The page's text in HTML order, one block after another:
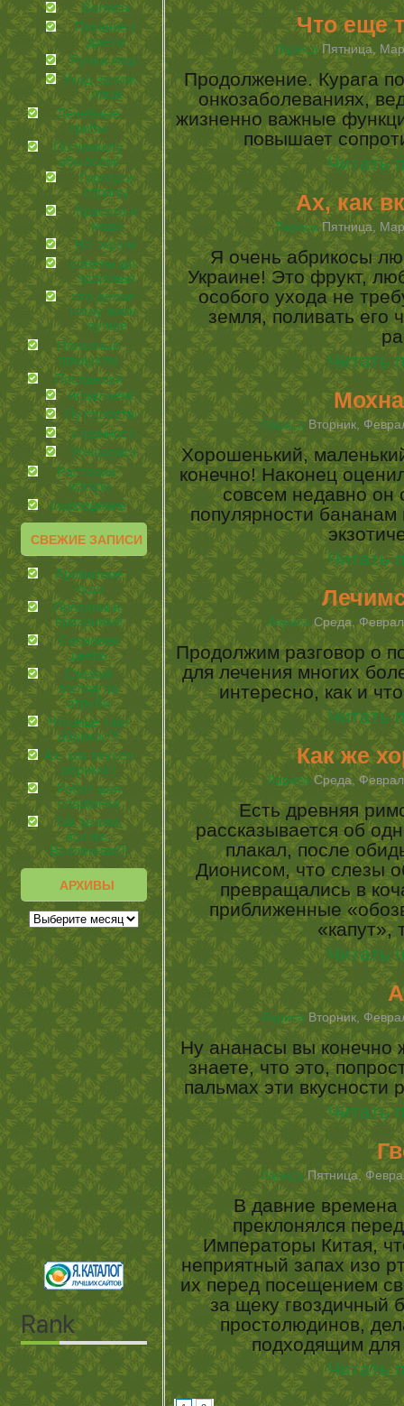
Волосы
Питание и
диеты
Ручки наши
Уход за кожей
лица
Лечебные
грибы
По немногу
обо всем!
Города и
страны
Красота и
мода
На экране
советы для
здоровья
что делает
нашу жизнь
лучше
Полезные
продукты
Посиделки
иcцеляемся
Путешествия
странности
Угощаемся!
Растения-
лекари
сыроедение
СВЕЖИЕ ЗАПИСИ
Ароматное
чудо
Праздники,
праздники!
Сосновая
дверь
Свежий
взгляд на
отруби
Что еще таит
абрикос?!
Ах, как вкусен
абрикос!
Робот для
спарринга
Так за кем,
все же,
Вселенная?!
АРХИВЫ
Что еще
ЛарисаПятница,
Продолжение. Курага
онкозаболеваниях,
жизненно важные
повышает
Читать
Ах, как
Лариса Пятница,
Я очень абрикосы
Украине! Это фрукт,
особого ухода не
земля, поливать его
Читать
ЛарисаВторник,
Хорошенький,
конечно! Наконец
совсем недавно он
популярности
Читать
Лариса Среда,
Продолжим разговор о
для лечения многих
интересно, как и
Читать
Как же
ЛарисаСреда,
Есть древняя
рассказывается об
плакал, после
Дионисом, что слезы
превращались в
приближенные
«капут»,
Читать
Лариса Вторник,
Ну ананасы вы конечно
знаете, что это,
пальмах эти вкусности
Читать
Лариса Пятница,
В давние времена
преклонялся
Императоры Китая,
неприятный запах изо
их перед посещением
за щеку гвоздичный
простолюдинов,
подходящим
Читать